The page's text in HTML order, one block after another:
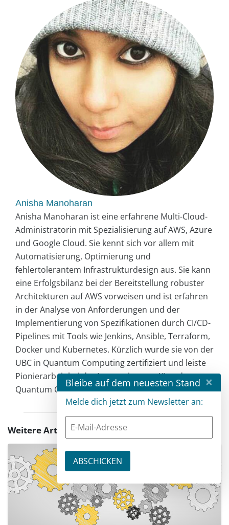
Anisha Manoharan
Anisha Manoharan ist eine erfahrene Multi-Cloud-
Administratorin mit Spezialisierung auf AWS, Azure
und Google Cloud. Sie kennt sich vor allem mit
Automatisierung, Optimierung und
fehlertolerantem Infrastrukturdesign aus. Sie kann
eine Erfolgsbilanz bei der Bereitstellung robuster
Architekturen auf AWS vorweisen und ist erfahren
in der Analyse von Anforderungen und der
Implementierung von Spezifikationen durch CI/CD-
Pipelines mit Tools wie Jenkins, Ansible, Terraform,
Docker und Kubernetes. Kürzlich wurde sie von der
UBC in Quantum Computing zertifiziert und leiste
Pionierarbeit bei der Integration von KI und
Quantum Computing in Cloud-Infrastrukturen.
Weitere Artikel zu diesem Thema
Bleibe auf dem neuesten Stand ×
Melde dich jetzt zum Newsletter an: